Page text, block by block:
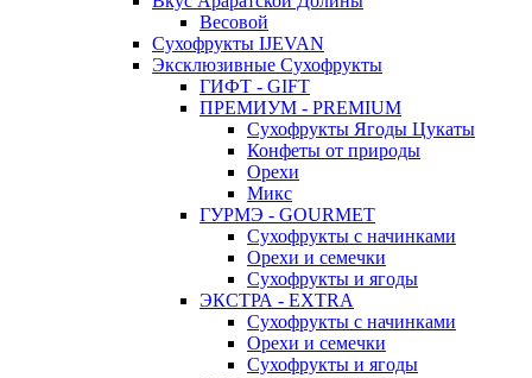
Весовой
Сухофрукты IJEVAN
Эксклюзивные Сухофрукты
ГИФТ - GIFT
ПРЕМИУМ - PREMIUM
Сухофрукты Ягоды Цукаты
Конфеты от природы
Орехи
Микс
ГУРМЭ - GOURMET
Сухофрукты с начинками
Орехи и семечки
Сухофрукты и ягоды
ЭКСТРА - EXTRA
Сухофрукты с начинками
Орехи и семечки
Сухофрукты и ягоды